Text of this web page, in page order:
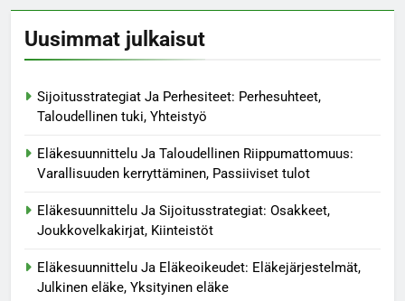
Uusimmat julkaisut
Sijoitusstrategiat Ja Perhesiteet: Perhesuhteet,
Taloudellinen tuki, Yhteistyö
Eläkesuunnittelu Ja Taloudellinen Riippumattomuus:
Varallisuuden kerryttäminen, Passiiviset tulot
Eläkesuunnittelu Ja Sijoitusstrategiat: Osakkeet,
Joukkovelkakirjat, Kiinteistöt
Eläkesuunnittelu Ja Eläkeoikeudet: Eläkejärjestelmät,
Julkinen eläke, Yksityinen eläke